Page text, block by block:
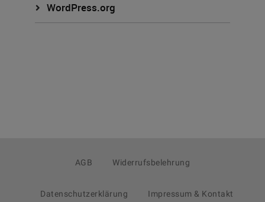
WordPress.org
AGB Widerrufsbelehrung
Datenschutzerklärung Impressum & Kontakt